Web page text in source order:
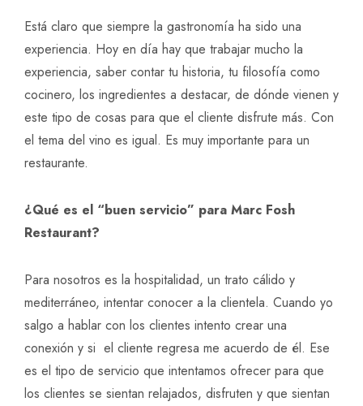
Está claro que siempre la gastronomía ha sido una
experiencia. Hoy en día hay que trabajar mucho la
experiencia, saber contar tu historia, tu filosofía como
cocinero, los ingredientes a destacar, de dónde vienen y
este tipo de cosas para que el cliente disfrute más. Con
el tema del vino es igual. Es muy importante para un
restaurante.
¿Qué es el “buen servicio” para Marc Fosh
Restaurant?
Para nosotros es la hospitalidad, un trato cálido y
mediterráneo, intentar conocer a la clientela. Cuando yo
salgo a hablar con los clientes intento crear una
conexión y si el cliente regresa me acuerdo de él. Ese
es el tipo de servicio que intentamos ofrecer para que
los clientes se sientan relajados, disfruten y que sientan